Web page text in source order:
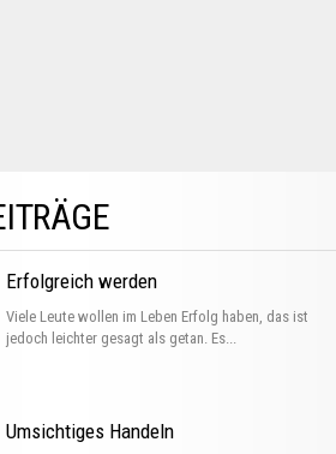
Erfolgreich werden
Viele Leute wollen im Leben Erfolg haben, das ist
jedoch leichter gesagt als getan. Es...
Umsichtiges Handeln